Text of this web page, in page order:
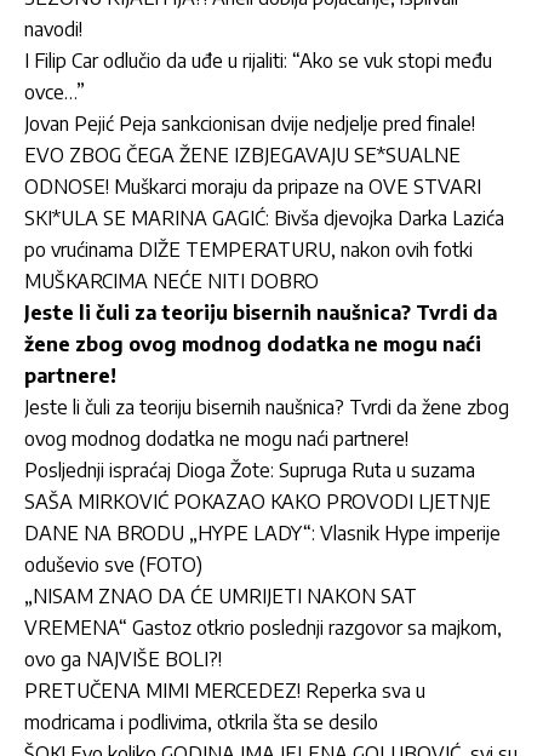
navodi!
I Filip Car odlučio da uđe u rijaliti: “Ako se vuk stopi među
ovce…”
Jovan Pejić Peja sankcionisan dvije nedjelje pred finale!
EVO ZBOG ČEGA ŽENE IZBJEGAVAJU SE*SUALNE
ODNOSE! Muškarci moraju da pripaze na OVE STVARI
SKI*ULA SE MARINA GAGIĆ: Bivša djevojka Darka Lazića
po vrućinama DIŽE TEMPERATURU, nakon ovih fotki
MUŠKARCIMA NEĆE NITI DOBRO
Jeste li čuli za teoriju bisernih naušnica? Tvrdi da
žene zbog ovog modnog dodatka ne mogu naći
partnere!
Jeste li čuli za teoriju bisernih naušnica? Tvrdi da žene zbog
ovog modnog dodatka ne mogu naći partnere!
Posljednji ispraćaj Dioga Žote: Supruga Ruta u suzama
SAŠA MIRKOVIĆ POKAZAO KAKO PROVODI LJETNJE
DANE NA BRODU „HYPE LADY“: Vlasnik Hype imperije
oduševio sve (FOTO)
„NISAM ZNAO DA ĆE UMRIJETI NAKON SAT
VREMENA“ Gastoz otkrio poslednji razgovor sa majkom,
ovo ga NAJVIŠE BOLI?!
PRETUČENA MIMI MERCEDEZ! Reperka sva u
modricama i podlivima, otkrila šta se desilo